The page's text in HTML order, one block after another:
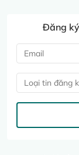
Đăng
Loại tin đăng